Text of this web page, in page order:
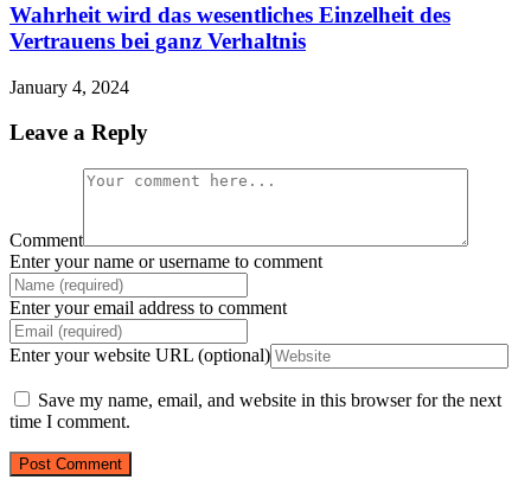
Wahrheit wird das wesentliches Einzelheit des
Vertrauens bei ganz Verhaltnis
January 4, 2024
Leave a Reply
Comment
Enter your name or username to comment
Enter your email address to comment
Enter your website URL (optional)
Save my name, email, and website in this browser for the next
time I comment.